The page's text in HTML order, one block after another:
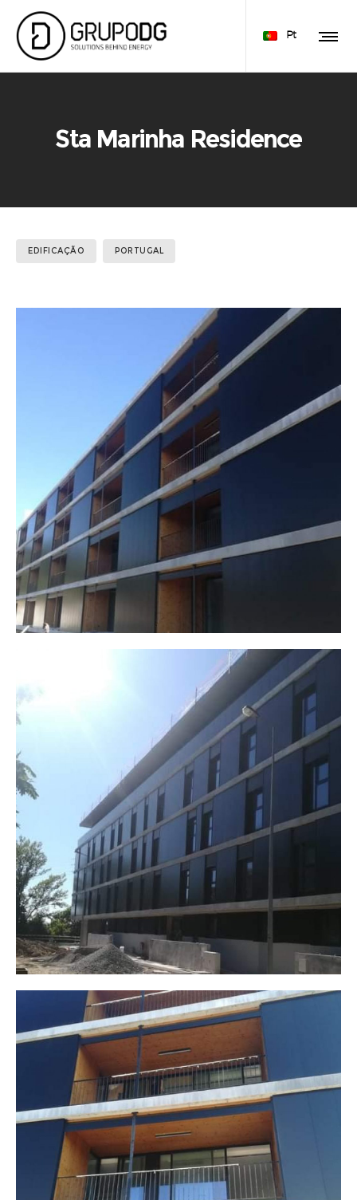
Pt
Sta Marinha Residence
EDIFICAÇÃO PORTUGAL